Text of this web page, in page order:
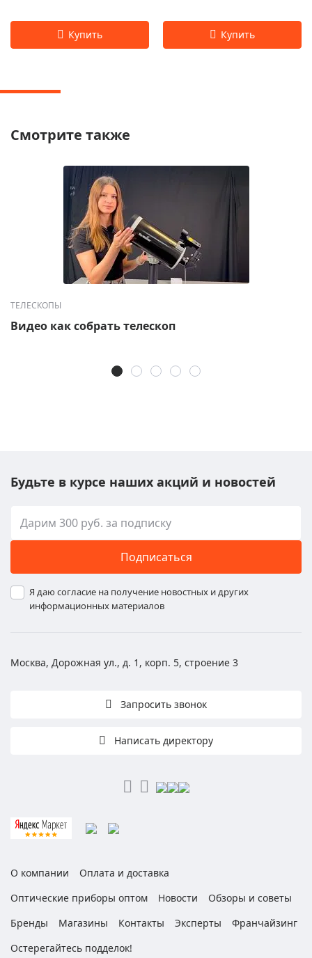
Смотрите также
ТЕЛЕСКОПЫ
Видео как собрать телескоп
Будьте в курсе наших акций и новостей
Подписаться
Я даю согласие на получение новостных и других
информационных материалов
Москва, Дорожная ул., д. 1, корп. 5, строение 3
Запросить звонок
Написать директору
О компании
Оплата и доставка
Оптические приборы оптом
Новости
Обзоры и советы
Бренды
Магазины Контакты Эксперты
Франчайзинг
Остерегайтесь подделок!